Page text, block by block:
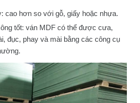
cao hơn so với gỗ, giấy hoặc nhựa.
tốt: ván MDF có thể được cưa,
đục, phay và mài bằng các công cụ